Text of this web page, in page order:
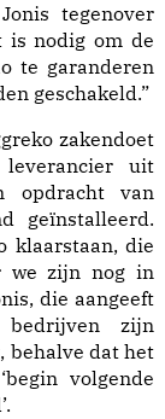
tegenover
is nodig om de
te garanderen
geschakeld.”
zakendoet
uit
opdracht van
geïnstalleerd.
klaarstaan, die
we zijn nog in
die aangeeft
zijn
behalve dat het
volgende